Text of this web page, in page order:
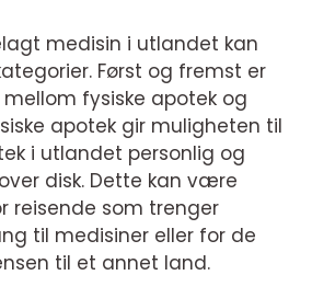
medisin i utlandet kan
Først og fremst er
fysiske apotek og
apotek gir muligheten til
i utlandet personlig og
disk. Dette kan være
reisende som trenger
til medisiner eller for de
til et annet land.